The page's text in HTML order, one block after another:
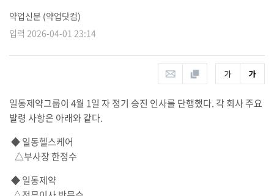
약업신문 (약업닷컴)
입력 2026-04-01 23:14
일동제약그룹이 4월 1일 자 정기 승진 인사를 단행했다. 각 회사 주요
발령 사항은 아래와 같다.
◆ 일동헬스케어
△부사장 한정수
◆ 일동제약